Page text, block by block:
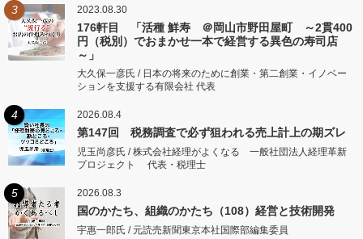
3 2023.08.30
176軒目 「活種 鮮寿 ＠岡山市野田屋町 ～2貫400
円（税別）でおまかせ一本で経営する異色の寿司店
～」
大久保一彦氏 / 日本の将来のために創業・第二創業・イノベー
ションを支援する有限会社 代表
4 2026.08.4
第147回 税務調査で必ず狙われる売上計上の期ズレ
児玉尚彦氏 / 株式会社経理がよくなる 一般社団法人経理革新
プロジェクト 代表・税理士
5 2026.08.3
国のかたち、組織のかたち（108）経営と技術開発
宇惠一郎氏 / 元読売新聞東京本社国際部編集委員